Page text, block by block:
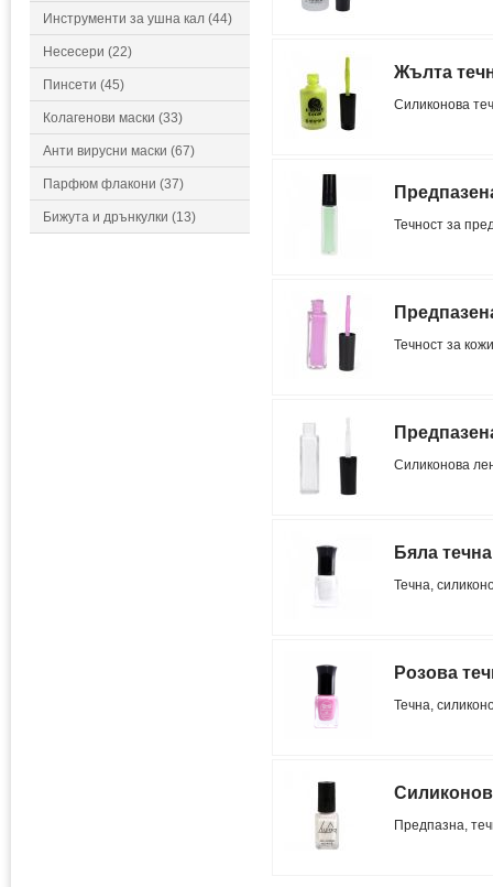
Инструменти за ушна кал (44)
Несесери (22)
Пинсети (45)
Колагенови маски (33)
Анти вирусни маски (67)
Парфюм флакони (37)
Бижута и дрънкулки (13)
Жълта
Силиконова
Течност за
Течност за
Силиконова
Бяла
Течна,
Розова
Течна,
Предпазна,